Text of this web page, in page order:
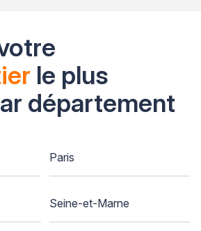
le plus
département
Paris
Seine-et-Marne